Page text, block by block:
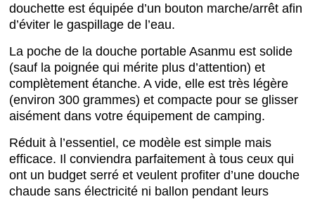
douchette est équipée d’un bouton marche/arrêt afin
d’éviter le gaspillage de l’eau.
La poche de la douche portable Asanmu est solide
(sauf la poignée qui mérite plus d’attention) et
complètement étanche. A vide, elle est très légère
(environ 300 grammes) et compacte pour se glisser
aisément dans votre équipement de camping.
Réduit à l’essentiel, ce modèle est simple mais
efficace. Il conviendra parfaitement à tous ceux qui
ont un budget serré et veulent profiter d’une douche
chaude sans électricité ni ballon pendant leurs